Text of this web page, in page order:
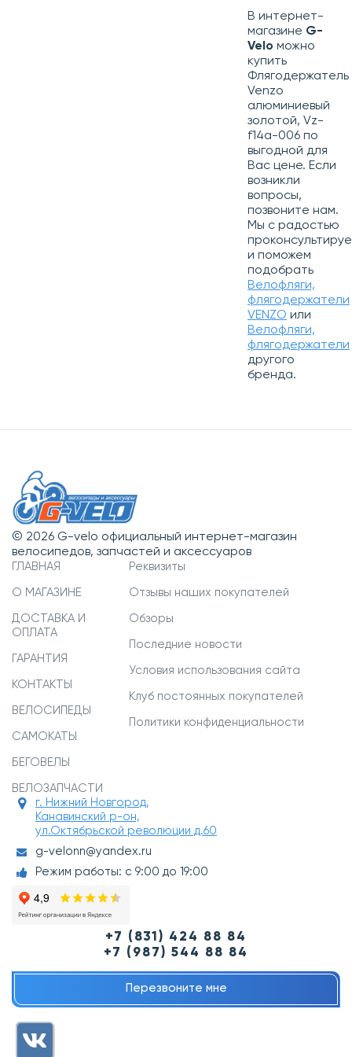
В интернет-
магазине G-
Velo можно
купить
Флягодержатель
Venzo
алюминиевый
золотой, Vz-
f14a-006 по
выгодной для
Вас цене. Если
возникли
вопросы,
позвоните нам.
Мы с радостью
и поможем
подобрать
Велофляги,
флягодержатели
VENZO или
Велофляги,
флягодержатели
другого
бренда.
© 2026 G-velo официальный интернет-магазин
велосипедов, запчастей и аксессуаров
ГЛАВНАЯ
О МАГАЗИНЕ
ДОСТАВКА И
ОПЛАТА
ГАРАНТИЯ
КОНТАКТЫ
ВЕЛОСИПЕДЫ
САМОКАТЫ
БЕГОВЕЛЫ
ВЕЛОЗАПЧАСТИ
Реквизиты
Отзывы наших покупателей
Обзоры
Последние новости
Условия использования сайта
Клуб постоянных покупателей
Политики конфиденциальности
г. Нижний Новгород,
Канавинский р-он,
ул.Октябрьской революции д.60
g-velonn@yandex.ru
Режим работы: с 9:00 до 19:00
+7 (831) 424 88 84
+7 (987) 544 88 84
Перезвоните мне